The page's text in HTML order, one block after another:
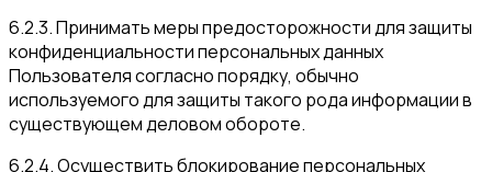
6.2.3. Принимать меры предосторожности для защиты
конфиденциальности персональных данных
Пользователя согласно порядку, обычно
используемого для защиты такого рода информации в
существующем деловом обороте.
6.2.4. Осуществить блокирование персональных